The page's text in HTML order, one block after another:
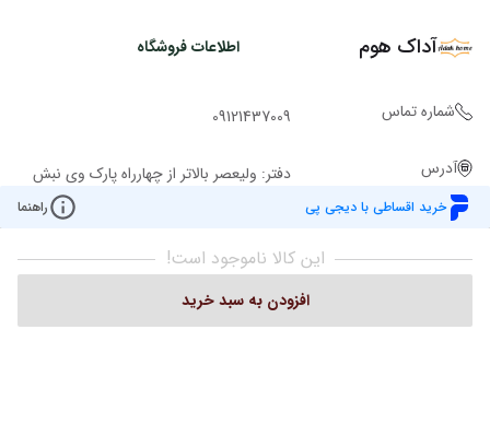
خرید اقساطی با دیجی پی راهنما
این کالا ناموجود است!
افزودن به سبد خرید
آداک هوم اطلاعات فروشگاه
شماره تماس 09121437009
آدرس
دفتر: ولیعصر بالاتر از چهارراه پارک وی نبش
کوچه ملاح ساختمان روشن پ 2943 ط 1